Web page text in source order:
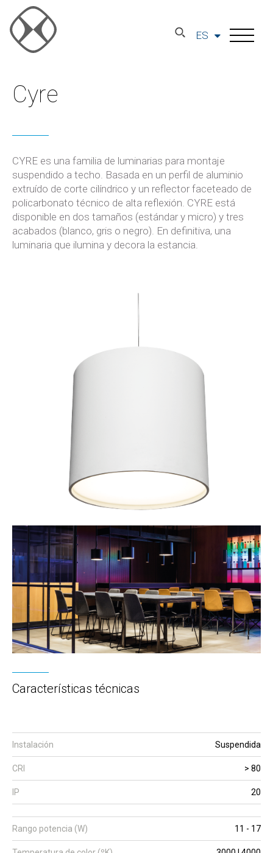
ES
Cyre
CYRE es una familia de luminarias para montaje
suspendido a techo. Basada en un perfil de aluminio
extruído de corte cilíndrico y un reflector faceteado de
policarbonato técnico de alta reflexión. CYRE está
disponible en dos tamaños (estándar y micro) y tres
acabados (blanco, gris o negro). En definitiva, una
luminaria que ilumina y decora la estancia.
Características técnicas
Instalación Suspendida
CRI > 80
IP 20
Rango potencia (W) 11 - 17